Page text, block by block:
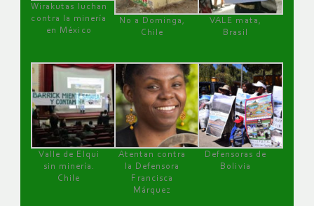
Wirakutas luchan
contra la minería
en México
No a Dominga,
Chile
VALE mata,
Brasil
Valle de Elqui
sin minería.
Chile
Atentan contra
la Defensora
Francisca
Márquez
Defensoras de
Bolivia